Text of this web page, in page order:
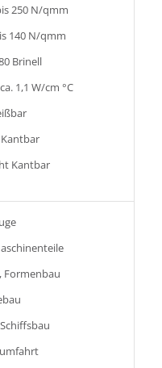
250 N/qmm
140 N/qmm
Brinell
1,1 W/cm °C
Kantbar
Formenbau